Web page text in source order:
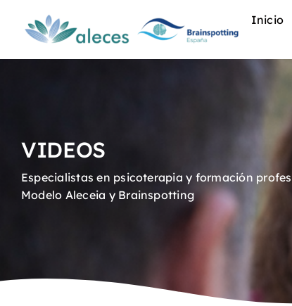
contenido
Inicio
VIDEOS
Especialistas en psicoterapia y formación
Modelo Aleceia y Brainspotting